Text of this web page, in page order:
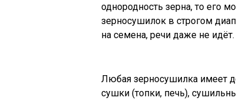
однородность зерна, то его
зерносушилок в строгом
на семена, речи даже не идёт.
Любая зерносушилка имеет
сушки (топки, печь),